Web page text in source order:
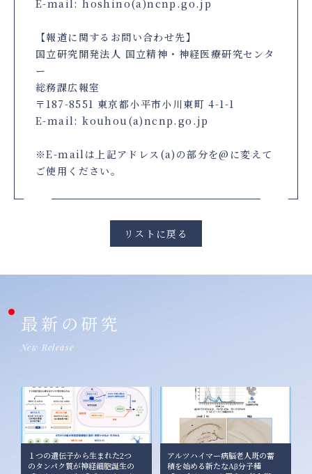
E-mail: hoshino(a)ncnp.go.jp
【報道に関するお問い合わせ先】
国立研究開発法人 国立精神・神経医療研究センタ
ー
総務課広報室
〒187-8551 東京都小平市小川東町 4-1-1
E-mail: kouhou(a)ncnp.go.jp
※E-mailは上記アドレス(a)の部分を@に変えて
ご使用ください。
リストに戻る
最新の研究
New Release
１つの遺伝子から生まれた2つ
のタンパク質が神経細胞誕生の
アルツハイマー病脳老人斑の蓄
積を始める新たなAβ分子種